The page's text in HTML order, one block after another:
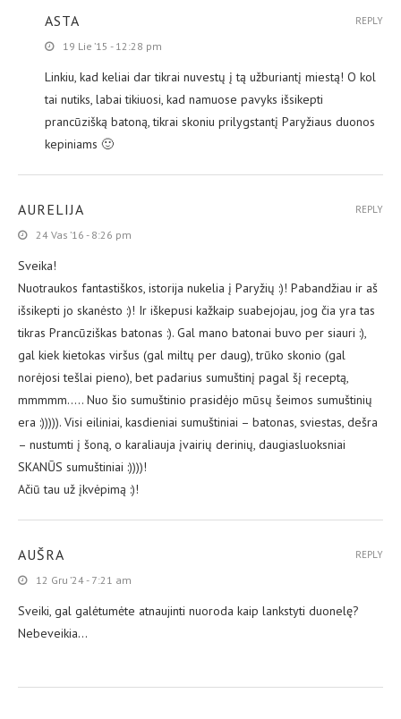
ASTA
19 Lie ’15 - 12:28 pm
Linkiu, kad keliai dar tikrai nuvestų į tą užburiantį miestą! O kol
tai nutiks, labai tikiuosi, kad namuose pavyks išsikepti
prancūzišką batoną, tikrai skoniu prilygstantį Paryžiaus duonos
kepiniams 🙂
REPLY
AURELIJA
24 Vas ’16 - 8:26 pm
Sveika!
Nuotraukos fantastiškos, istorija nukelia į Paryžių :)! Pabandžiau ir aš
išsikepti jo skanėsto :)! Ir iškepusi kažkaip suabejojau, jog čia yra tas
tikras Prancūziškas batonas :). Gal mano batonai buvo per siauri :),
gal kiek kietokas viršus (gal miltų per daug), trūko skonio (gal
norėjosi tešlai pieno), bet padarius sumuštinį pagal šį receptą,
mmmmm….. Nuo šio sumuštinio prasidėjo mūsų šeimos sumuštinių
era :))))). Visi eiliniai, kasdieniai sumuštiniai – batonas, sviestas, dešra
– nustumti į šoną, o karaliauja įvairių derinių, daugiasluoksniai
SKANŪS sumuštiniai :))))!
Ačiū tau už įkvėpimą :)!
REPLY
AUŠRA
12 Gru ’24 - 7:21 am
Sveiki, gal galėtumėte atnaujinti nuoroda kaip lankstyti duonelę?
Nebeveikia…
REPLY